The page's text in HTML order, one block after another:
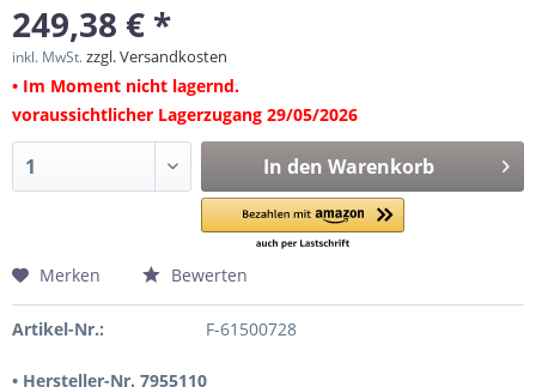
249,38 € *
inkl. MwSt.zzgl. Versandkosten
• Im Moment nicht lagernd.
voraussichtlicher Lagerzugang 29/05/2026
In den Warenkorb
Merken Bewerten
Artikel-Nr.: F-61500728
• Hersteller-Nr. 7955110